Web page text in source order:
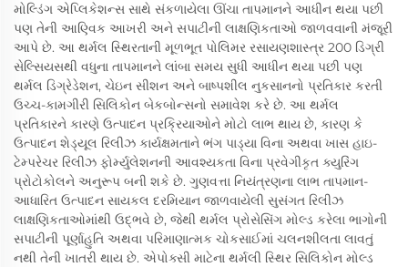
મોલ્ડિંગ એપ્લિકેશન્સ સાથે સંકળાયેલા ઊંચા તાપમાનને આધીન થયા પછી
પણ તેની આણ્વિક આખરી અને સપાટીની લાક્ષણિકતાઓ જાળવવાની મંજૂરી
આપે છે. આ થર્મલ સ્થિરતાની મૂળભૂત પોલિમર રસાયણશાસ્ત્ર 200 ડિગ્રી
સેલ્સિયસથી વધુના તાપમાનને લાંબા સમય સુધી આધીન થયા પછી પણ
થર્મલ ડિગ્રેડેશન, ચેઇન સીશન અને બાષ્પશીલ નુકસાનનો પ્રતિકાર કરતી
ઉચ્ચ-કામગીરી સિલિકોન બેકબોન્સનો સમાવેશ કરે છે. આ થર્મલ
પ્રતિકારને કારણે ઉત્પાદન પ્રક્રિયાઓને મોટો લાભ થાય છે, કારણ કે
ઉત્પાદન શેડ્યૂલ રિલીઝ કાર્યક્ષમતાને ભંગ પાડ્યા વિના અથવા ખાસ હાઇ-
ટેમ્પરેચર રિલીઝ ફોર્મ્યુલેશનની આવશ્યકતા વિના પ્રવેગીકૃત ક્યુરિંગ
પ્રોટોકોલને અનુરૂપ બની શકે છે. ગુણવત્તા નિયંત્રણના લાભ તાપમાન-
આધારિત ઉત્પાદન સાયકલ દરમિયાન જાળવાયેલી સુસંગત રિલીઝ
લાક્ષણિકતાઓમાંથી ઉદ્ભવે છે, જેથી થર્મલ પ્રોસેસિંગ મોલ્ડ કરેલા ભાગોની
સપાટીની પૂર્ણાહુતિ અથવા પરિમાણાત્મક ચોકસાઈમાં ચલનશીલતા લાવતું
નથી તેની ખાતરી થાય છે. એપોક્સી માટેના થર્મલી સ્થિર સિલિકોન મોલ્ડ